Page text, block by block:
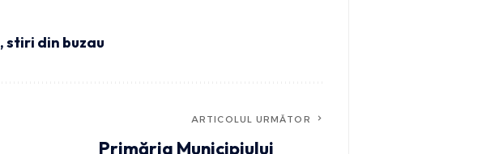
,stiri din buzau
ARTICOLUL URMĂTOR
Primăria Municipiului